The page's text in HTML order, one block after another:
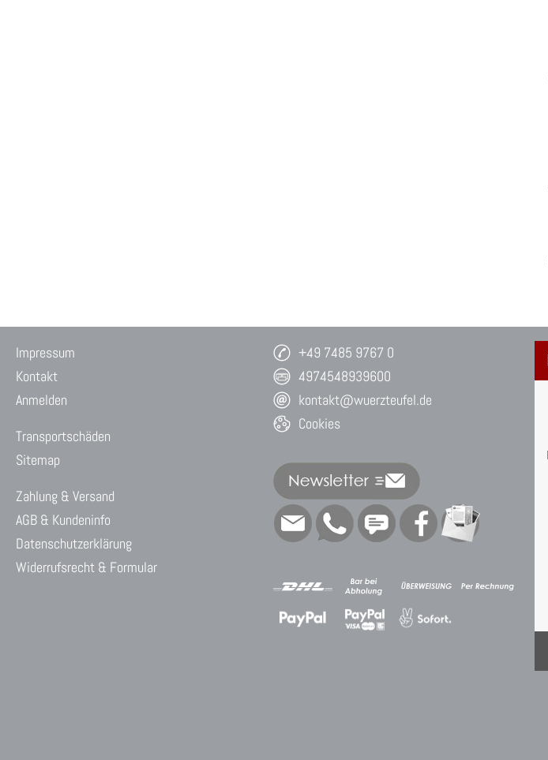
Impressum
Kontakt
Anmelden
Transportschäden
Sitemap
Zahlung & Versand
AGB & Kundeninfo
Datenschutzerklärung
Widerrufsrecht & Formular
+49 7485 9767 0
4974548939600
kontakt@wuerzteufel.de
Cookies